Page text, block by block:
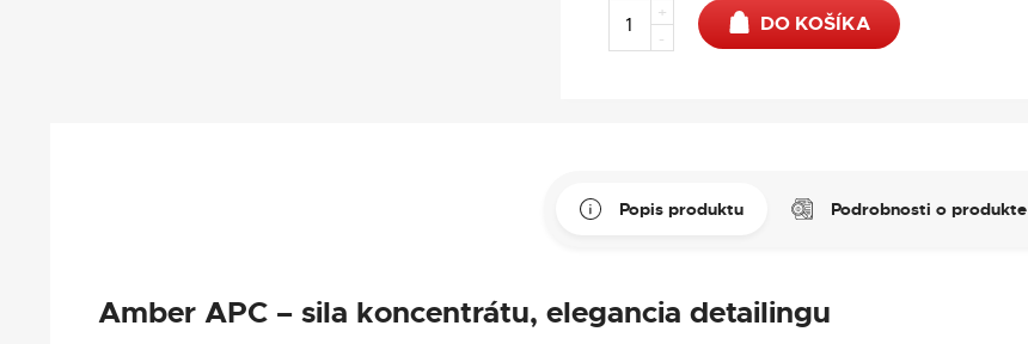
+
-
DO KOŠÍKA
Popis produktu Podrobnosti o produkte
Amber APC – sila koncentrátu, elegancia detailingu